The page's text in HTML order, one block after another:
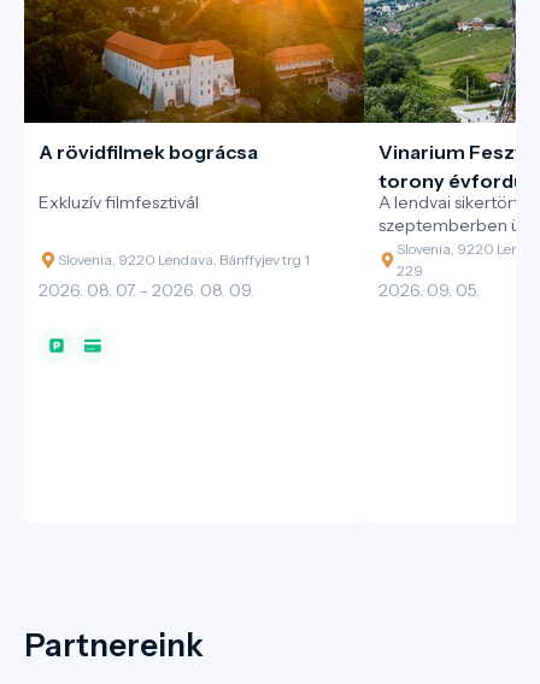
A rövidfilmek bográcsa
Exkluzív filmfesztivál
Slovenia, 9220 Lendava, Bánffyjev trg 1
2026. 08. 07. - 2026. 08. 09.
Vinarium
torony
A lendvai
szeptemberben
Slovenia, 9220
229
2026. 09. 05.
Partnereink